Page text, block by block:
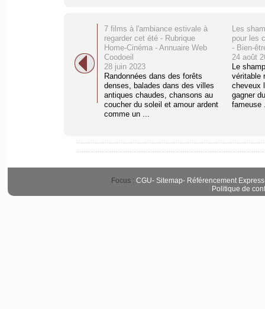
7 films à l'ambiance estivale à
regarder cet été - Rubrique
Home-Cinéma - Annuaire Web
Coodoeil
28 juin 2023
Randonnées dans des forêts
denses, balades dans des villes
antiques chaudes, chansons au
coucher du soleil et amour ardent
comme un ...
Les
pour les
- Bien-
24 août
Le
véritable
cheveux
gagner
fameuse
Focus : CGU- Sitemap- Référencement Express
Politique de